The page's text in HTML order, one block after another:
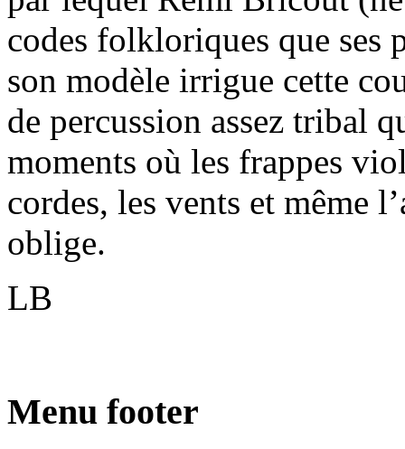
codes folkloriques que ses
son modèle irrigue cette
de percussion assez tribal
moments où les frappes
cordes, les vents et même
oblige.
LB
Menu footer